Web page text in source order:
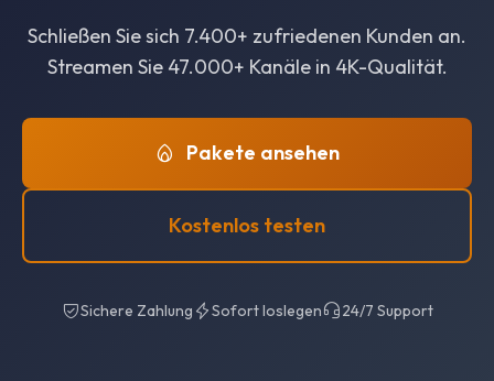
Schließen Sie sich 7.400+ zufriedenen Kunden an.
Streamen Sie 47.000+ Kanäle in 4K-Qualität.
Pakete ansehen
Kostenlos testen
Sichere Zahlung Sofort loslegen 24/7 Support